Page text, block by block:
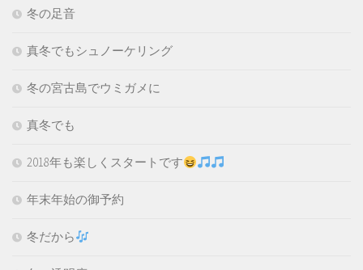
冬の足音
真冬でもシュノーケリング
冬の宮古島でウミガメに
真冬でも
2018年も楽しくスタートです
年末年始の御予約
冬だから